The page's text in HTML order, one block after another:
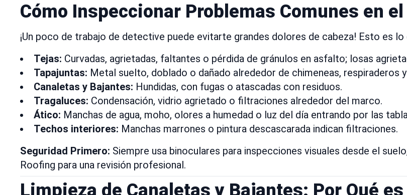
Cómo Inspeccionar Problemas Comunes en
¡Un poco de trabajo de detective puede evitarte grandes dolores de cabeza! Esto es
Tejas: Curvadas, agrietadas, faltantes o pérdida de gránulos en asfalto; losas
Tapajuntas: Metal suelto, doblado o dañado alrededor de chimeneas, respiraderos
Canaletas y Bajantes: Hundidas, con fugas o atascadas con residuos.
Tragaluces: Condensación, vidrio agrietado o filtraciones alrededor del marco.
Ático: Manchas de agua, moho, olores a humedad o luz del día entrando por las
Techos interiores: Manchas marrones o pintura descascarada indican filtraciones.
Seguridad Primero: Siempre usa binoculares para inspecciones visuales desde el
Roofing para una revisión profesional.
Limpieza de Canaletas y Bajantes: Por Qué